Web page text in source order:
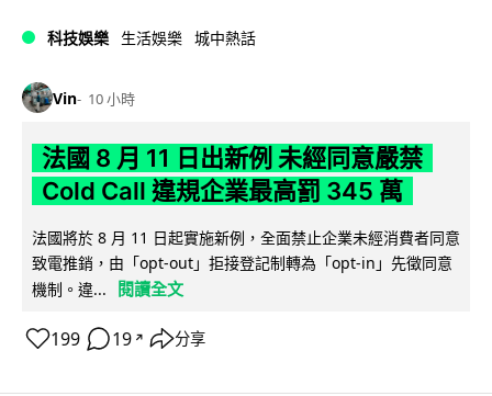
科技娛樂 生活娛樂 城中熱話
Vin 10 小時
法國 8 月 11 日出新例 未經同意嚴禁
Cold Call 違規企業最高罰 345 萬
法國將於 8 月 11 日起實施新例，全面禁止企業未經消費者同意
致電推銷，由「opt-out」拒接登記制轉為「opt-in」先徵同意
機制。違...
閱讀全文
199 19 ↗ 分享